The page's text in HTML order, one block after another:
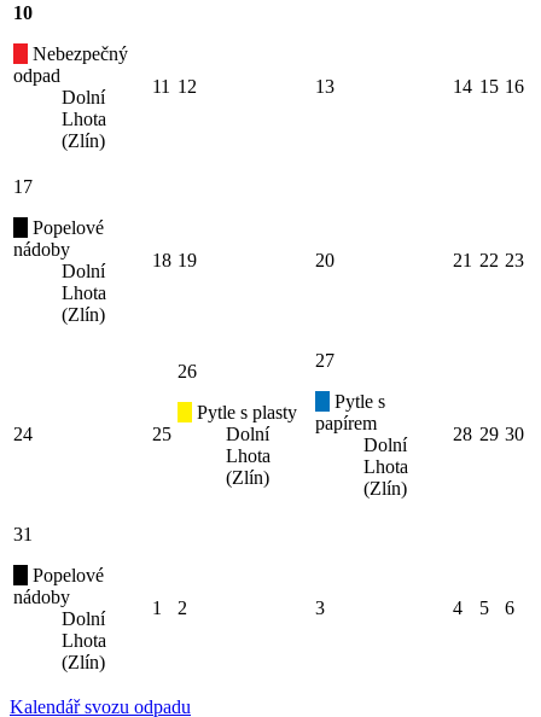
10
Nebezpečný
odpad
Dolní
Lhota
(Zlín)
11 12 13 14 15 16
17
Popelové
nádoby
Dolní
Lhota
(Zlín)
18 19 20 21 22 23
24 25
26
Pytle s plasty
Dolní
Lhota
(Zlín)
27
Pytle s
papírem
Dolní
Lhota
(Zlín)
28 29 30
31
Popelové
nádoby
Dolní
Lhota
(Zlín)
1 2 3 4 5 6
Kalendář svozu odpadu